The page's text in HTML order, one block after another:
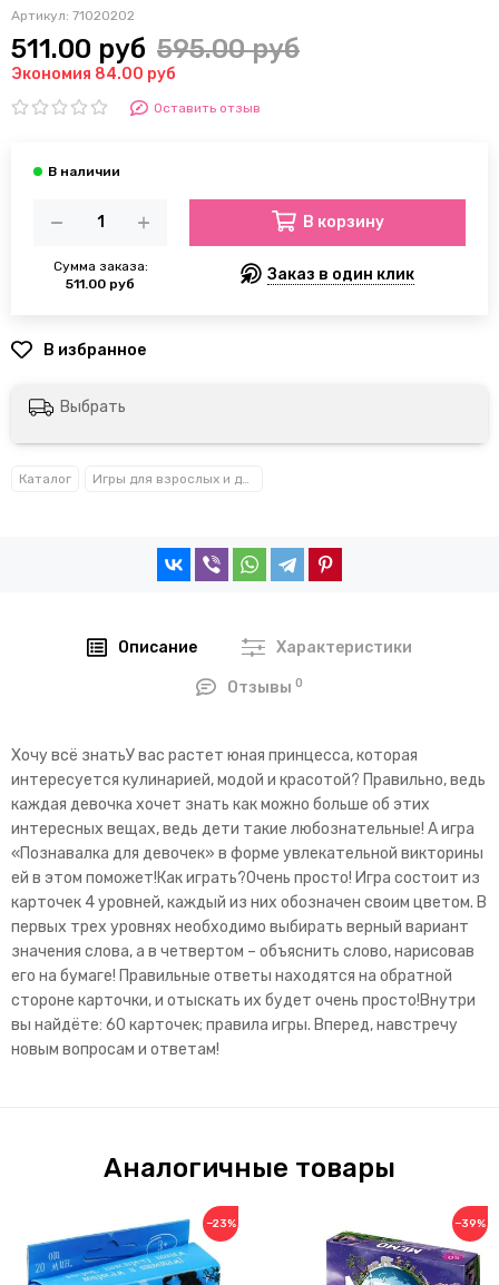
Артикул: 71020202
511.00 руб 595.00 руб
Экономия 84.00 руб
Оставить отзыв
Сумма заказа:
511.00 руб
В корзину
Заказ в один клик
Выбрать
Каталог Игры для взрослых и детей
Описание Характеристики
Отзывы0
Хочу всё знатьУ вас растет юная принцесса, которая
интересуется кулинарией, модой и красотой? Правильно, ведь
каждая девочка хочет знать как можно больше об этих
интересных вещах, ведь дети такие любознательные! А игра
«Познавалка для девочек» в форме увлекательной викторины
ей в этом поможет!Как играть?Очень просто! Игра состоит из
карточек 4 уровней, каждый из них обозначен своим цветом. В
первых трех уровнях необходимо выбирать верный вариант
значения слова, а в четвертом – объяснить слово, нарисовав
его на бумаге! Правильные ответы находятся на обратной
стороне карточки, и отыскать их будет очень просто!Внутри
вы найдёте: 60 карточек; правила игры. Вперед, навстречу
новым вопросам и ответам!
Аналогичные товары
−23% −39%